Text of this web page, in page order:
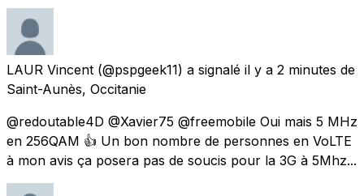
LAUR Vincent (@pspgeek11) a signalé il y a 2 minutes de
Saint-Aunès, Occitanie
@redoutable4D @Xavier75 @freemobile Oui mais 5 MHz
en 256QAM 👍 Un bon nombre de personnes en VoLTE
à mon avis ça posera pas de soucis pour la 3G à 5Mhz...